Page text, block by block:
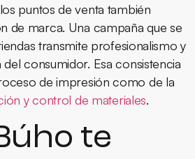
puntos de venta también
de marca. Una campaña que se
transmite profesionalismo y
consumidor. Esa consistencia
de impresión como de la
y control de materiales.
te